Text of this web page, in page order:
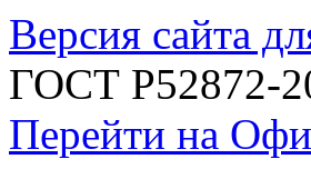
Версия сайта
ГОСТ Р52872-
Перейти на